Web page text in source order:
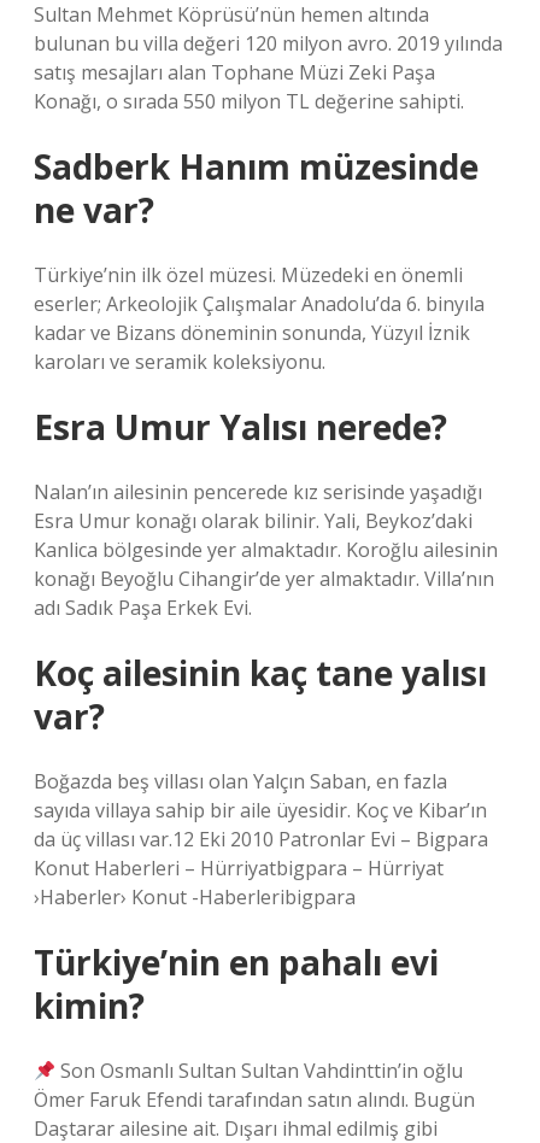
Sultan Mehmet Köprüsü’nün hemen altında
bulunan bu villa değeri 120 milyon avro. 2019 yılında
satış mesajları alan Tophane Müzi Zeki Paşa
Konağı, o sırada 550 milyon TL değerine sahipti.
Sadberk Hanım müzesinde
ne var?
Türkiye’nin ilk özel müzesi. Müzedeki en önemli
eserler; Arkeolojik Çalışmalar Anadolu’da 6. binyıla
kadar ve Bizans döneminin sonunda, Yüzyıl İznik
karoları ve seramik koleksiyonu.
Esra Umur Yalısı nerede?
Nalan’ın ailesinin pencerede kız serisinde yaşadığı
Esra Umur konağı olarak bilinir. Yali, Beykoz’daki
Kanlica bölgesinde yer almaktadır. Koroğlu ailesinin
konağı Beyoğlu Cihangir’de yer almaktadır. Villa’nın
adı Sadık Paşa Erkek Evi.
Koç ailesinin kaç tane yalısı
var?
Boğazda beş villası olan Yalçın Saban, en fazla
sayıda villaya sahip bir aile üyesidir. Koç ve Kibar’ın
da üç villası var.12 Eki 2010 Patronlar Evi – Bigpara
Konut Haberleri – Hürriyatbigpara – Hürriyat
›Haberler› Konut -Haberleribigpara
Türkiye’nin en pahalı evi
kimin?
Son Osmanlı Sultan Sultan Vahdinttin’in oğlu
Ömer Faruk Efendi tarafından satın alındı. Bugün
Daştarar ailesine ait. Dışarı ihmal edilmiş gibi